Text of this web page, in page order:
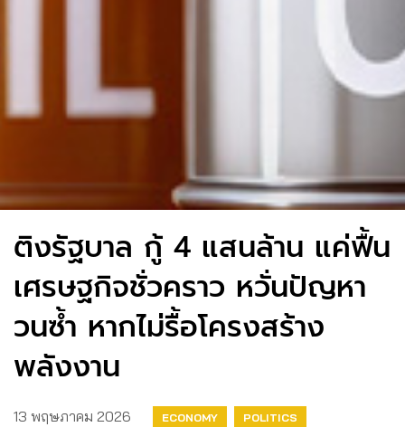
ติงรัฐบาล กู้ 4 แสนล้าน แค่ฟื้น
เศรษฐกิจชั่วคราว หวั่นปัญหา
วนซ้ำ หากไม่รื้อโครงสร้าง
พลังงาน
13 พฤษภาคม 2026 ECONOMY POLITICS